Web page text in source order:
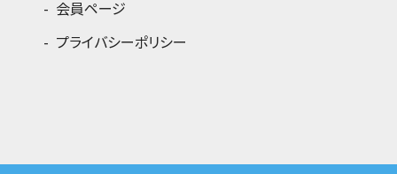
会員ページ
プライバシーポリシー